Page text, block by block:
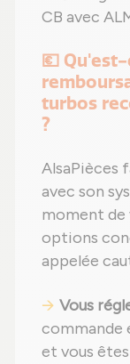
CB avec
💶
turbos
?
AlsaPièces
avec son
moment de
options
appelée
Vous
commande
et vous